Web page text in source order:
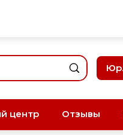
центр Отзывы